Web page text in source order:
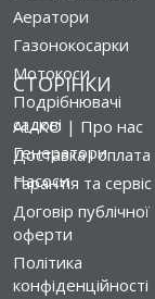
Аератори
Газонокосарки
Мотокоси
Подрібнювачі
садові
Генератори
Насоси
СТОРІНКИ
AL-KO | Про нас
Доставка і оплата
Гарантія та сервіс
Договір публічної
оферти
Політика
конфіденційності